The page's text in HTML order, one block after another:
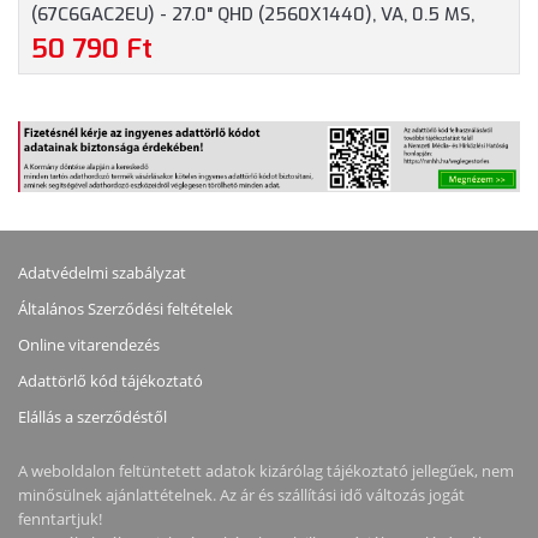
(67C6GAC2EU) - 27.0" QHD (2560X1440), VA, 0.5 MS,
16:9, 3000:1, 180HZ, 2X HDMI, DISPLAYPORT,
HANGSZÓRÓ, 3 ÉV GARANCIA, FEKETE SZÍNBEN
50 790 Ft
Adatvédelmi szabályzat
Általános Szerződési feltételek
Online vitarendezés
Adattörlő kód tájékoztató
Elállás a szerződéstől
A weboldalon feltüntetett adatok kizárólag tájékoztató jellegűek, nem
minősülnek ajánlattételnek. Az ár és szállítási idő változás jogát
fenntartjuk!